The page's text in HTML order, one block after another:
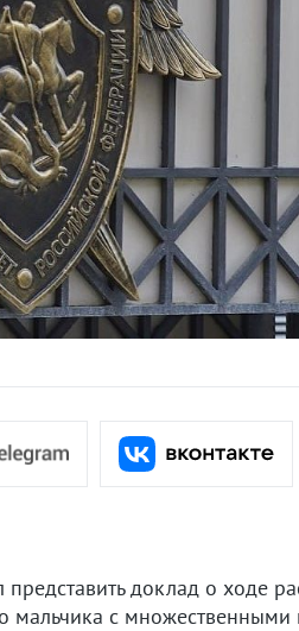
доклад о ходе
мальчика с